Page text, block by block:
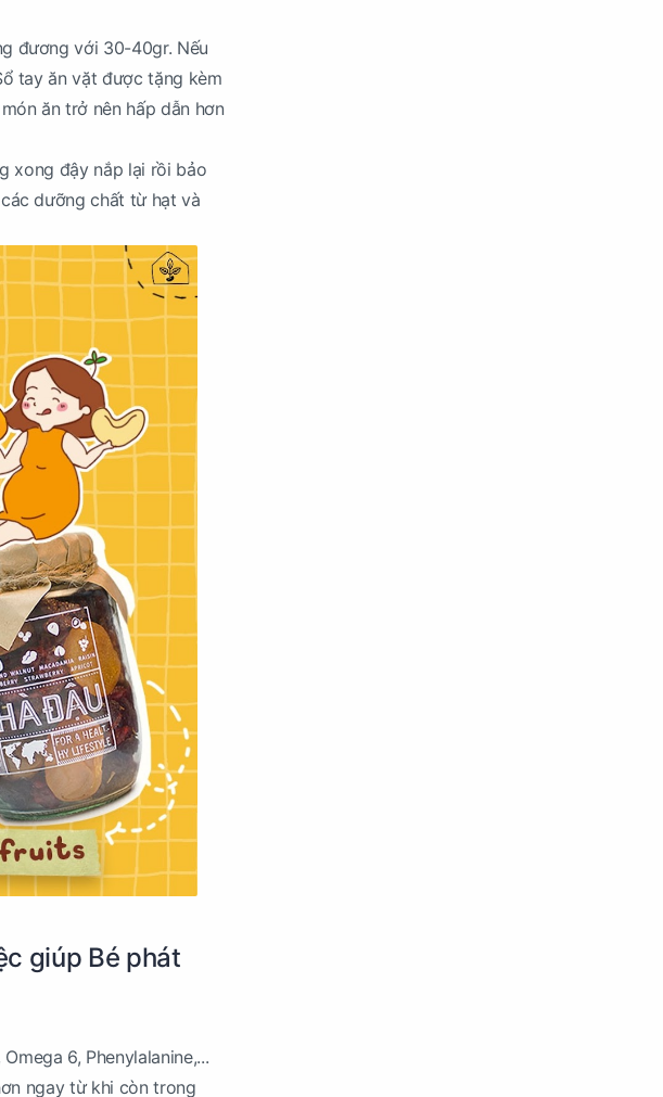
đương với 30-40gr. Nếu
tay ăn vặt được tặng kèm
ăn trở nên hấp dẫn hơn
xong đậy nắp lại rồi bảo
dưỡng chất từ hạt và
giúp Bé phát
6, Phenylalanine,...
ngay từ khi còn trong